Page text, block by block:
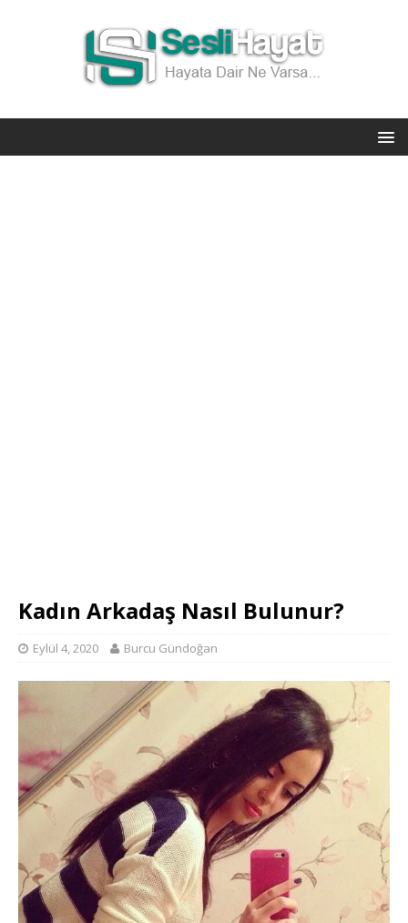
Kadın Arkadaş Nasıl Bulunur?
Eylül 4, 2020 Burcu Gündoğan